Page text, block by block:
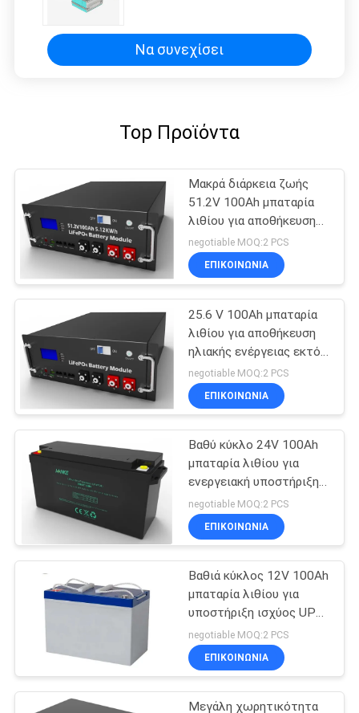
Να συνεχίσει
Top Προϊόντα
Μακρά διάρκεια ζωής
51.2V 100Ah μπαταρία
λιθίου για αποθήκευση
ενέργειας
negotiable MOQ:2 PCS
ΕΠΙΚΟΙΝΩΝΙΑ
25.6 V 100Ah μπαταρία
λιθίου για αποθήκευση
ηλιακής ενέργειας εκτός
δικτύου
negotiable MOQ:2 PCS
ΕΠΙΚΟΙΝΩΝΙΑ
Βαθύ κύκλο 24V 100Ah
μπαταρία λιθίου για
ενεργειακή υποστήριξη
και αποθήκευση
ενέργειας
negotiable MOQ:2 PCS
ΕΠΙΚΟΙΝΩΝΙΑ
Βαθιά κύκλος 12V 100Ah
μπαταρία λιθίου για
υποστήριξη ισχύος UPS
και αποθήκευση
ενέργειας
negotiable MOQ:2 PCS
ΕΠΙΚΟΙΝΩΝΙΑ
Μεγάλη χωρητικότητα